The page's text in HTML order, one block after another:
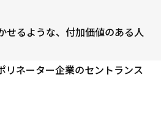
せるような、付加価値のある人
リネーター企業のセントランス